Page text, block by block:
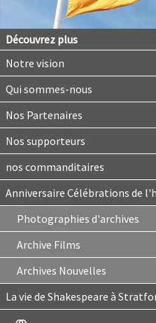
Découvrez plus
Notre vision
Qui sommes-nous
Nos Partenaires
Nos supporteurs
nos commanditaires
Anniversaire Célébrations de
Photographies d'archives
Archive Films
Archives Nouvelles
La vie de Shakespeare à